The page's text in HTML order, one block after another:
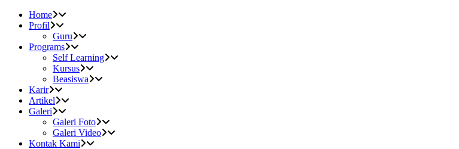
Home
Profil
Guru
Programs
Self Learning
Kursus
Beasiswa
Karir
Artikel
Galeri
Galeri Foto
Galeri Video
Kontak Kami